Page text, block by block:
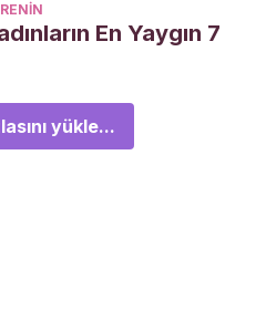
En Yaygın 7
yükle...